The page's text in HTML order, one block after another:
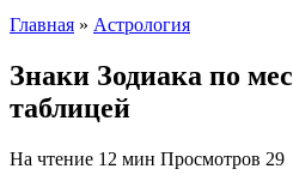
Главная » Астрология
Знаки Зодиака по
таблицей
На чтение 12 мин Просмотров 29